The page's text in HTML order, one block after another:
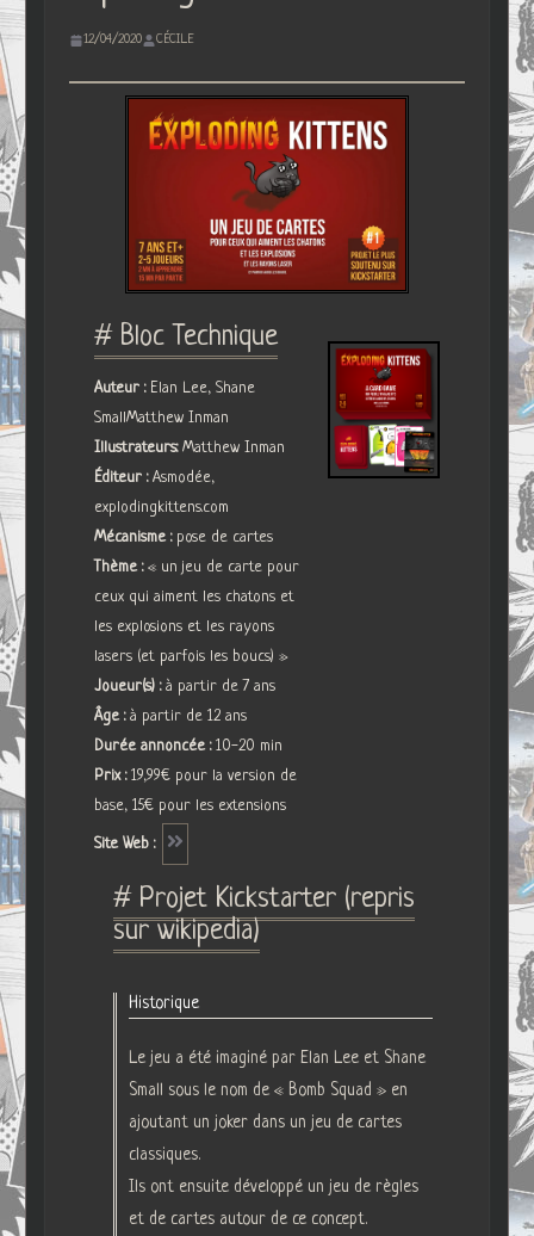
12/04/2020 CÉCILE
# Bloc Technique
Auteur : Elan Lee, Shane
SmallMatthew Inman
Illustrateurs:Matthew Inman
Éditeur :Asmodée,
explodingkittens.com
Mécanisme : pose de cartes
Thème :« un jeu de carte pour
ceux qui aiment les chatons et
les explosions et les rayons
lasers (et parfois les boucs) »
Joueur(s) :à partir de 7 ans
Âge :à partir de 12 ans
Durée annoncée :10-20 min
Prix :19,99€ pour la version de
base, 15€ pour les extensions
Site Web :
# Projet Kickstarter (repris
sur wikipedia)
Historique
Le jeu a été imaginé par Elan Lee et Shane
Small sous le nom de « Bomb Squad » en
ajoutant un joker dans un jeu de cartes
classiques.
Ils ont ensuite développé un jeu de règles
et de cartes autour de ce concept.